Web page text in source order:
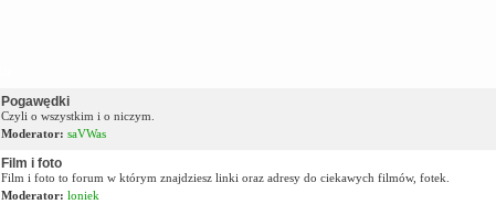
Pogawędki
Czyli o wszystkim i o niczym.
Moderator: saVWas
Film i foto
Film i foto to forum w którym znajdziesz linki oraz adresy do ciekawych filmów, fotek.
Moderator: loniek